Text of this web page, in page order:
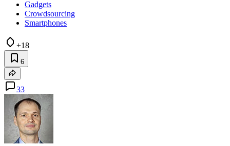
Gadgets
Crowdsourcing
Smartphones
+18
6
33